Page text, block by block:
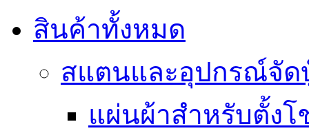
สินค้าทั้งหมด
สแตนและอุปกรณ์จัด
แผ่นผ้าสำหรับตั้งโ